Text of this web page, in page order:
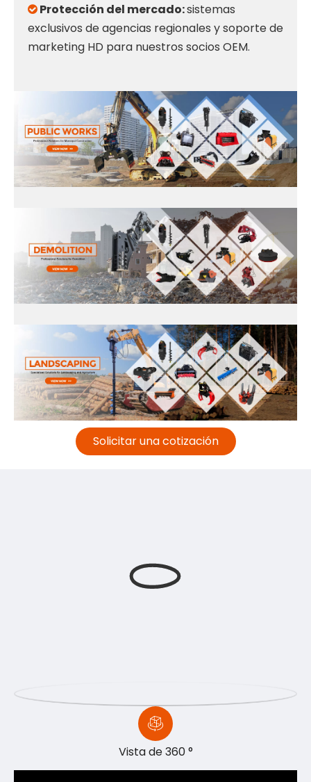
 Protección del mercado:sistemas
exclusivos de agencias regionales y soporte de
marketing HD para nuestros socios OEM.
Solicitar una cotización
Vista de 360 ​​°